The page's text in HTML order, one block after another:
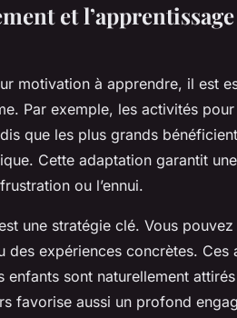
et l’apprentissage
motivation à apprendre, il est
Par exemple, les activités
que les plus grands
Cette adaptation garantit une
ou l’ennui.
une stratégie clé. Vous
expériences concrètes. Ces
sont naturellement
favorise aussi un profond